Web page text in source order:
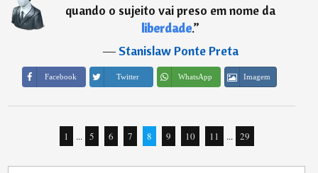
quando o sujeito vai preso em nome da
liberdade.”
―Stanislaw Ponte Preta
Facebook Twitter WhatsApp Imagem
1 ... 5 6 7 8 9 10 11 ... 29